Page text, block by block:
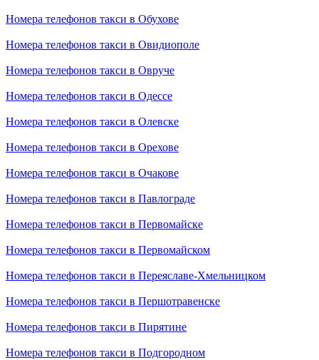
Номера телефонов такси в Обухове
Номера телефонов такси в Овидиополе
Номера телефонов такси в Овруче
Номера телефонов такси в Одессе
Номера телефонов такси в Олевске
Номера телефонов такси в Орехове
Номера телефонов такси в Очакове
Номера телефонов такси в Павлограде
Номера телефонов такси в Первомайске
Номера телефонов такси в Первомайском
Номера телефонов такси в Переяславе-Хмельницком
Номера телефонов такси в Першотравенске
Номера телефонов такси в Пирятине
Номера телефонов такси в Подгородном